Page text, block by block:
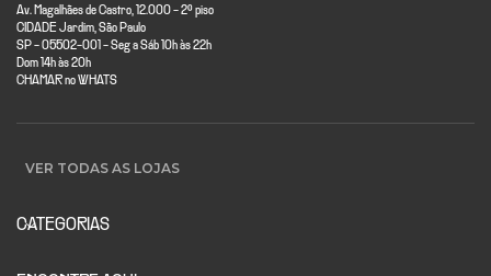
Av. Magalhães de Castro, 12.000 - 2º piso
CIDADE Jardim, São Paulo
SP - 05502-001 - Seg a Sáb 10h às 22h
Dom 14h às 20h
CHAMAR no WHATS
VER TODAS AS LOJAS
CATEGORIAS